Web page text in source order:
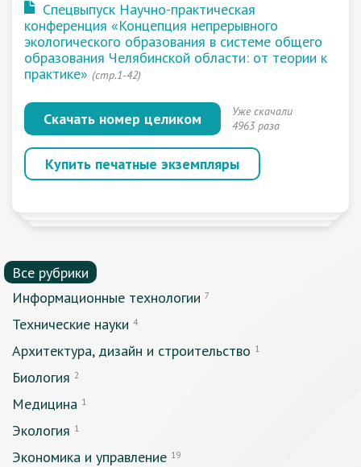
Спецвыпуск Научно-практическая
конференция «Концепция непрерывного
экологического образования в системе общего
образования Челябинской области: от теории к
практике» (стр.1-42)
Скачать номер целиком
Уже скачали
4963 раза
Купить печатные экземпляры
Все рубрики
Информационные технологии 7
Технические науки 4
Архитектура, дизайн и строительство 1
Биология 2
Медицина 1
Экология 1
Экономика и управление 19